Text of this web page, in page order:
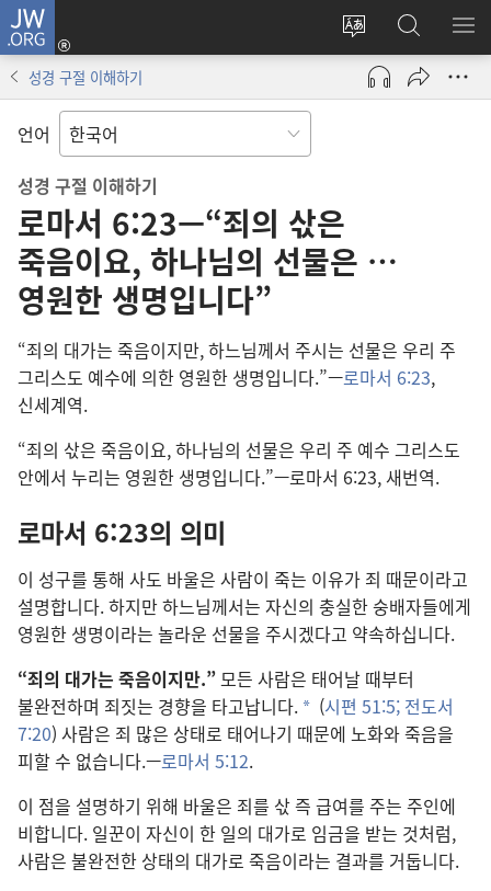
JW.ORG
사이트
언어
변경
로그인
(새로운
열기)
JW.ORG
검색
메
성경 구절 이해하기
언어
성경 구절 이해하기
로마서 6:23—“죄의 삯은
죽음이요, 하나님의 선물은 …
영원한 생명입니다”
“죄의 대가는 죽음이지만, 하느님께서 주시는 선물은 우리 주
그리스도 예수에 의한 영원한 생명입니다.”—로마서 6:23,
신세계역.
“죄의 삯은 죽음이요, 하나님의 선물은 우리 주 예수 그리스도
안에서 누리는 영원한 생명입니다.”—로마서 6:23, 새번역.
로마서 6:23의 의미
이 성구를 통해 사도 바울은 사람이 죽는 이유가 죄 때문이라고
설명합니다. 하지만 하느님께서는 자신의 충실한 숭배자들에게
영원한 생명이라는 놀라운 선물을 주시겠다고 약속하십니다.
“죄의 대가는 죽음이지만.”모든 사람은 태어날 때부터
불완전하며 죄짓는 경향을 타고납니다. a (시편 51:5; 전도서
7:20) 사람은 죄 많은 상태로 태어나기 때문에 노화와 죽음을
피할 수 없습니다.—로마서 5:12.
이 점을 설명하기 위해 바울은 죄를 삯 즉 급여를 주는 주인에
비합니다. 일꾼이 자신이 한 일의 대가로 임금을 받는 것처럼,
사람은 불완전한 상태의 대가로 죽음이라는 결과를 거둡니다.